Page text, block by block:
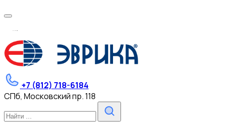
...
+7 (812) 718-6184
СПб, Московский пр. 118